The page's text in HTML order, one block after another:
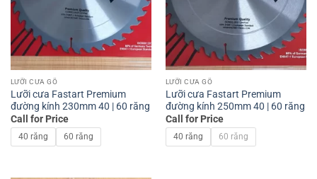
LƯỠI CƯA GỖ
Lưỡi cưa Fastart Premium
đường kính 230mm 40 | 60 răng
Call for Price
40 răng 60 răng
LƯỠI CƯA GỖ
Lưỡi cưa Fastart Premium
đường kính 250mm 40 | 60 răng
Call for Price
40 răng 60 răng